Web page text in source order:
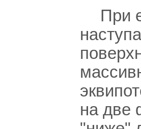
При
на две